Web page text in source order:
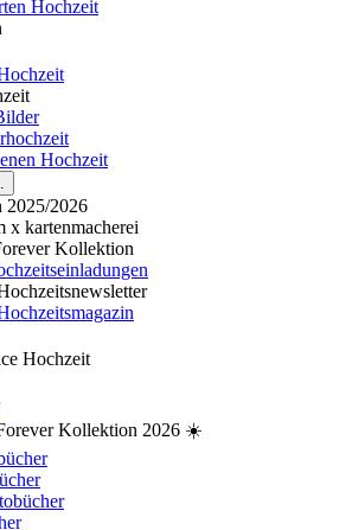
Hochzeit
Hochzeit
2025/2026
x kartenmacherei
Kollektion
Hochzeit
Kollektion 2026 ☀️